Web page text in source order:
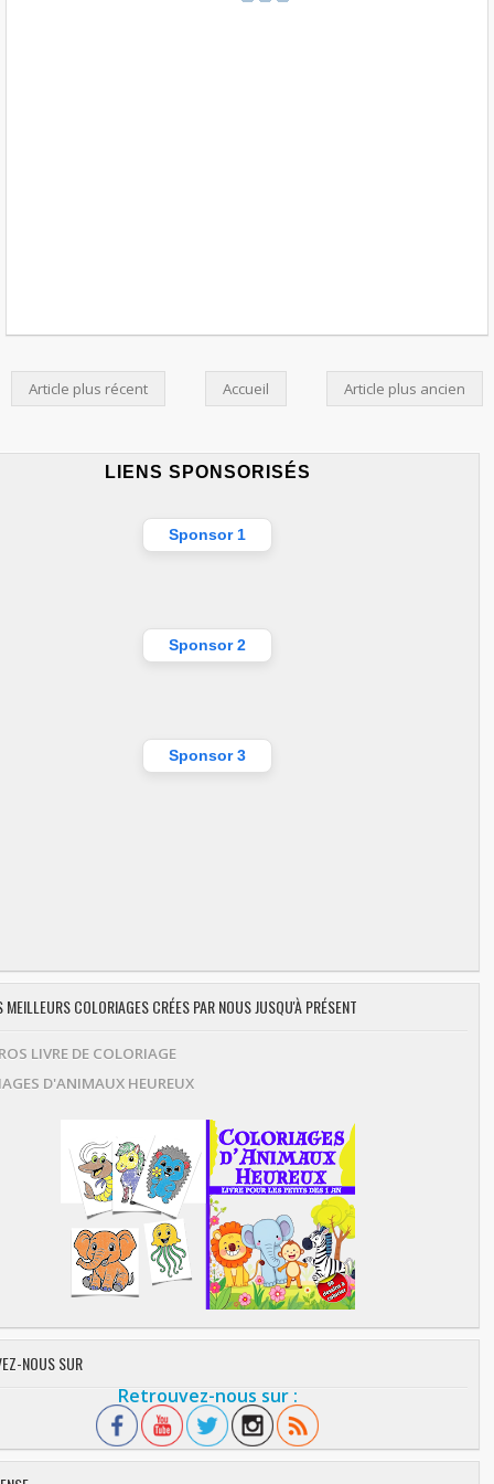
Article plus récent Article plus ancien
Accueil
LIENS SPONSORISÉS
Sponsor 1
Sponsor 2
Sponsor 3
MEILLEURS COLORIAGES CRÉES PAR NOUS JUSQU'À PRÉSENT
LIVRE DE COLORIAGE
D'ANIMAUX HEUREUX
NOUS SUR
Retrouvez-nous sur :